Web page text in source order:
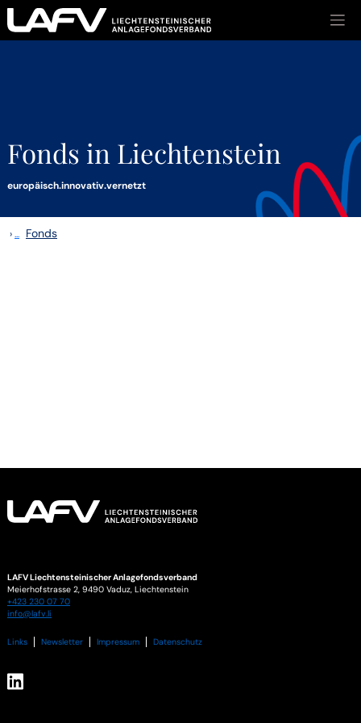
Zum Inhalt springen
Fonds in Liechtenstein
europäisch.innovativ.vernetzt
›... Fonds
LAFV Liechtensteinischer Anlagefondsverband
Meierhofstrasse 2, 9490 Vaduz, Liechtenstein
+423 230 07 70
info@lafv.li
Links Newsletter Impressum Datenschutz